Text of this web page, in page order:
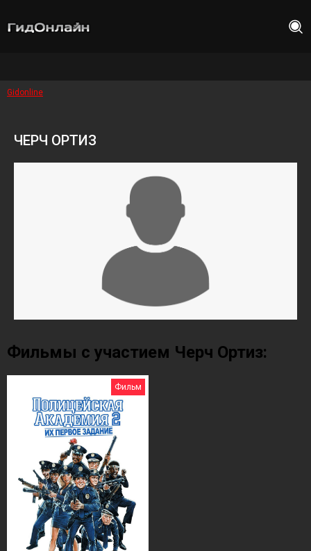
Gidonline
ЧЕРЧ ОРТИЗ
Фильмы с участием Черч Ортиз:
Фильм